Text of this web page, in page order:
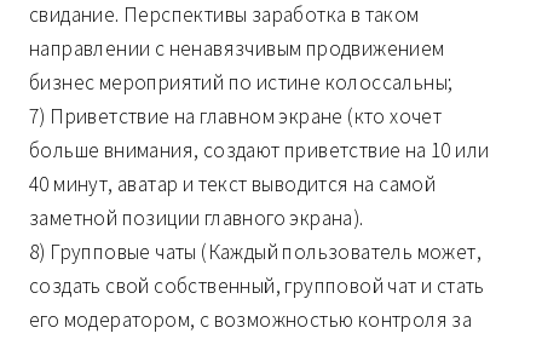
свидание. Перспективы заработка в таком
направлении с ненавязчивым продвижением
бизнес мероприятий по истине колоссальны;
7) Приветствие на главном экране (кто хочет
больше внимания, создают приветствие на 10 или
40 минут, аватар и текст выводится на самой
заметной позиции главного экрана).
8) Групповые чаты (Каждый пользователь может,
создать свой собственный, групповой чат и стать
его модератором, с возможностью контроля за